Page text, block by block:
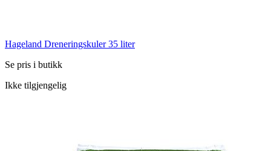
Hageland Dreneringskuler 35 liter
Se pris i butikk
Ikke tilgjengelig